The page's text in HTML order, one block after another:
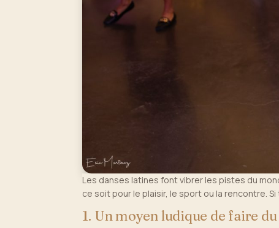
Les danses latines font vibrer les pistes du
ce soit pour le plaisir, le sport ou la rencontre.
1. Un moyen ludique de faire